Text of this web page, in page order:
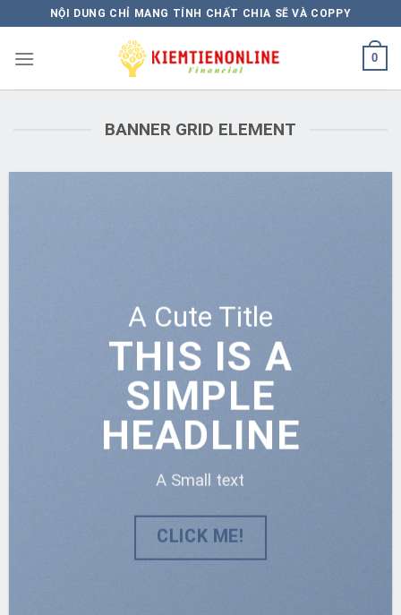
to
content
NỘI DUNG CHỈ MANG TÍNH CHẤT CHIA SẼ VÀ COPPY
0
BANNER GRID ELEMENT
A Cute Title
THIS IS A
SIMPLE
HEADLINE
A Small text
CLICK ME!